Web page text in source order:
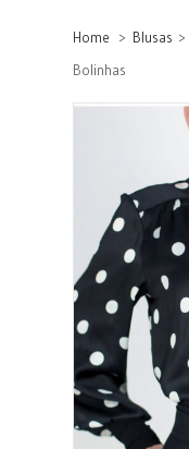
Home > Blusas >
Bolinhas